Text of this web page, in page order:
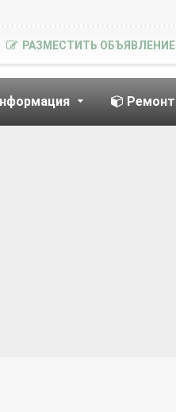
Ремонт
РАЗМЕСТИТЬ ОБЪЯВЛЕНИЕ